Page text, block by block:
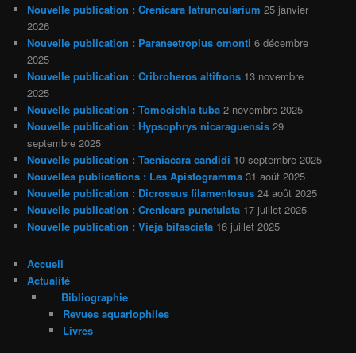
Nouvelle publication : Crenicara latruncularium 25 janvier
2026
Nouvelle publication : Paraneetroplus omonti 6 décembre
2025
Nouvelle publication : Cribroheros altifrons 13 novembre
2025
Nouvelle publication : Tomocichla tuba 2 novembre 2025
Nouvelle publication : Hypsophrys nicaraguensis 29
septembre 2025
Nouvelle publication : Taeniacara candidi 10 septembre 2025
Nouvelles publications : Les Apistogramma 31 août 2025
Nouvelle publication : Dicrossus filamentosus 24 août 2025
Nouvelle publication : Crenicara punctulata 17 juillet 2025
Nouvelle publication : Vieja bifasciata 16 juillet 2025
Accueil
Actualité
Bibliographie
Revues aquariophiles
Livres